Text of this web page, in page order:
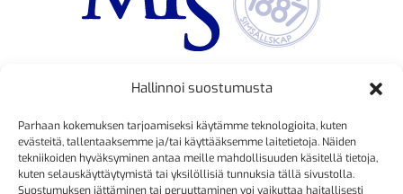
Hallinnoi suostumusta
Parhaan kokemuksen tarjoamiseksi käytämme teknologioita, kuten
evästeitä, tallentaaksemme ja/tai käyttääksemme laitetietoja. Näiden
tekniikoiden hyväksyminen antaa meille mahdollisuuden käsitellä tietoja,
kuten selauskäyttäytymistä tai yksilöllisiä tunnuksia tällä sivustolla.
Suostumuksen jättäminen tai peruuttaminen voi vaikuttaa haitallisesti
Kristiina Mäkinen
040 725 3186
kristiina.makinen@simmis.fi